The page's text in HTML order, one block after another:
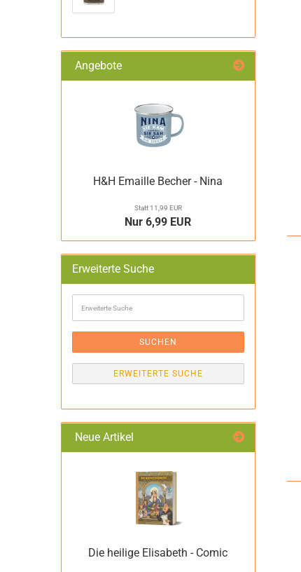
Angebote
H&H Emaille Becher - Nina
Statt 11,99 EUR
Nur 6,99 EUR
Erweiterte Suche
Suche
SUCHEN
ERWEITERTE SUCHE
Neue Artikel
Die heilige Elisabeth - Comic